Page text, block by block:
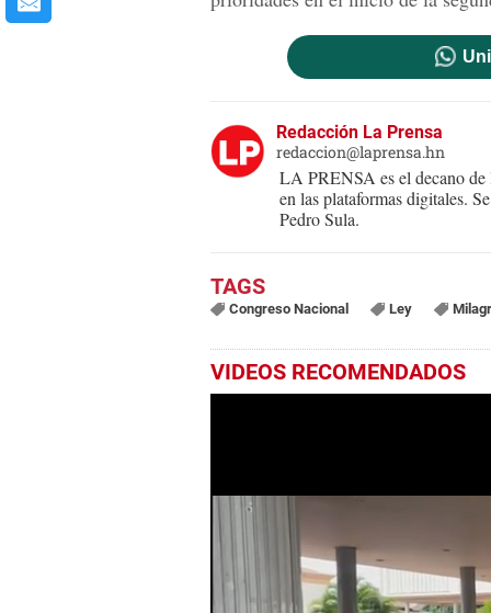
Redacción La Prensa
redaccion@laprensa.hn
LA PRENSA es el decano de
en las plataformas digitales.
Pedro Sula.
Congreso Nacional Ley
VIDEOS RECOMENDADOS